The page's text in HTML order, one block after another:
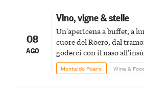
08
AGO
Vino, vigne & stelle
Un'apericena a buffet, a
cuore del Roero, dal
goderci con il naso
Montaldo Roero Wine &